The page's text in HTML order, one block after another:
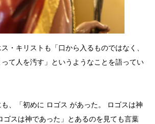
・キリストも「口から入るものではなく、
て人を汚す」というようなことを語ってい
、「初めに ロゴス があった。 ロゴスは神
ゴスは神であった」とあるのを見ても言葉